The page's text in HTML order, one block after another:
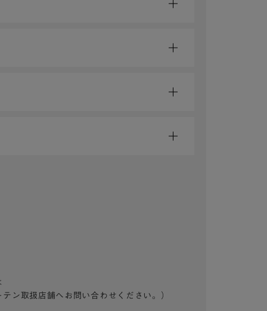
ン取扱店舗へお問い合わせください。）